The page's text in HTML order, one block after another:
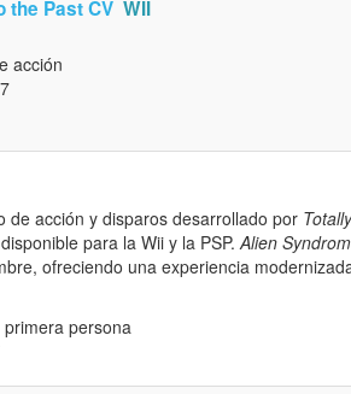
the Past CV WII
acción
de acción y disparos desarrollado por
para la Wii y la PSP. Alien
ofreciendo una experiencia
persona